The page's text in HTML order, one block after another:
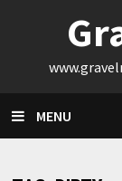
content
MENU